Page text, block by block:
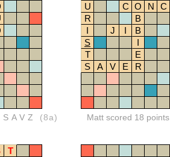
(8a)
U
C O N C
R
B
I
J I B
S
I
T
E
S
A V E R
Matt scored 18 points
T